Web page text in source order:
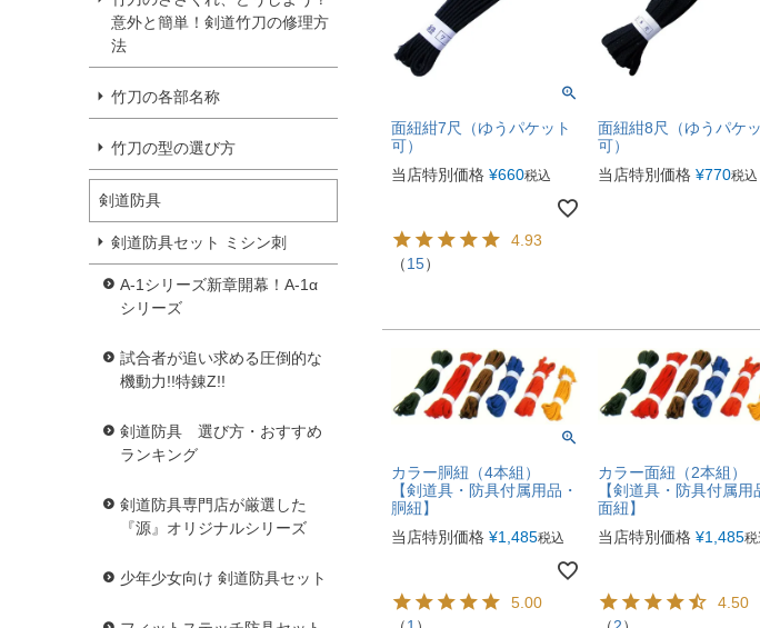
意外と簡単！剣道竹刀の修理方
法
竹刀の各部名称
竹刀の型の選び方
剣道防具
剣道防具セット ミシン刺
A-1シリーズ新章開幕！A-1α
シリーズ
試合者が追い求める圧倒的な
機動力!!特錬Z!!
剣道防具 選び方・おすすめ
ランキング
剣道防具専門店が厳選した
『源』オリジナルシリーズ
少年少女向け 剣道防具セット
面紐紺7尺（ゆうパケット
可）
当店特別価格 ¥660税込
4.93
（15）
面紐紺8尺（ゆうパケ
可）
当店特別価格 ¥770税込
カラー胴紐（4本組）
【剣道具・防具付属用品・
胴紐】
当店特別価格 ¥1,485税込
5.00
カラー面紐（2本組）
【剣道具・防具付属用
面紐】
当店特別価格 ¥1,485税
4.50